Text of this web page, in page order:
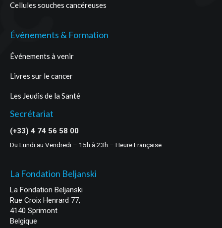
Cellules souches cancéreuses
Événements & Formation
Événements à venir
Livres sur le cancer
Les Jeudis de la Santé
Secrétariat
(+33) 4 74 56 58 00
Du Lundi au Vendredi – 15h à 23h – Heure Française
La Fondation Beljanski
La Fondation Beljanski
Rue Croix Henrard 77,
4140 Sprimont
Belgique